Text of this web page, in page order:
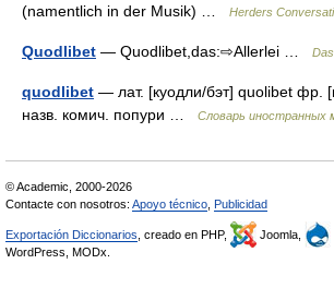
(namentlich in der Musik) …
Herders
Quodlibet — Quodlibet,das:⇨Allerlei …
quodlibet — лат. [куодли/бэт] quolibet фр.
назв. комич. попури …
Словарь иностранных
© Academic, 2000-2026
Contacte con nosotros: Apoyo técnico Publicidad
Exportación Diccionarios , creado en PHP, Joomla,
WordPress, MODx.